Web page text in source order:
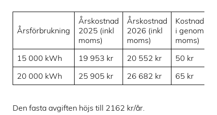
Årsförbrukning
Årskostnad
2025 (inkl
moms)
Årskostnad
2026 (inkl
moms)
i
moms)
15 000 kWh
19 953 kr 20 552 kr
50 kr
20 000 kWh
25 905 kr 26 682 kr 65 kr
Den fasta avgiften höjs till 2162 kr/år.